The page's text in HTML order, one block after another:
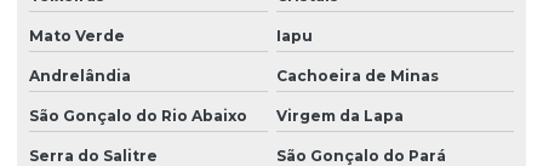
Mato Verde Iapu
Andrelândia Cachoeira de Minas
São Gonçalo do Rio Abaixo Virgem da Lapa
Serra do Salitre São Gonçalo do Pará